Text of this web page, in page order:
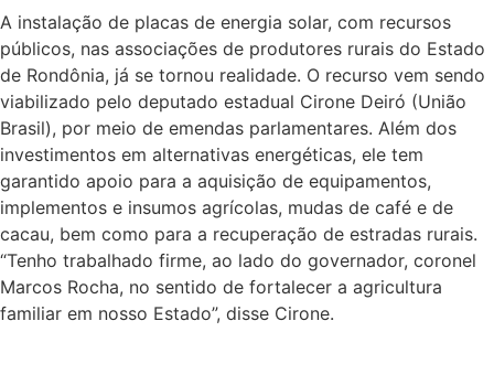
A instalação de placas de energia solar, com recursos
públicos, nas associações de produtores rurais do Estado
de Rondônia, já se tornou realidade. O recurso vem sendo
viabilizado pelo deputado estadual Cirone Deiró (União
Brasil), por meio de emendas parlamentares. Além dos
investimentos em alternativas energéticas, ele tem
garantido apoio para a aquisição de equipamentos,
implementos e insumos agrícolas, mudas de café e de
cacau, bem como para a recuperação de estradas rurais.
“Tenho trabalhado firme, ao lado do governador, coronel
Marcos Rocha, no sentido de fortalecer a agricultura
familiar em nosso Estado”, disse Cirone.